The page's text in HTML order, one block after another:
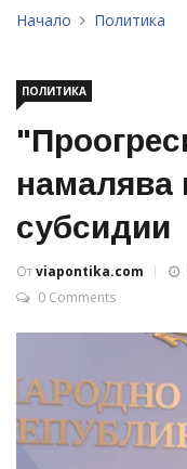
Начало Политика
ПОЛИТИКА
намалява
субсидии
Отviapontika.com
0 Comments